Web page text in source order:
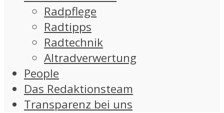
Radpflege
Radtipps
Radtechnik
Altradverwertung
People
Das Redaktionsteam
Transparenz bei uns